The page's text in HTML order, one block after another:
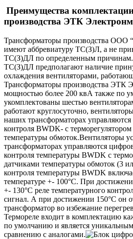
Преимущества
производства ЭТК
Трансформаторы производства ООО
имеют аббревиатуру ТС(З)Л, а не
ТС(З)ДЛ по определенным
ТС(З)ДЛ предполагают наличие
охлаждения вентиляторами,
Трансформаторы производства ЭТК
мощностью более 200 квА также по
укомплектованы шестью
работают круглосуточно,
наших трансформаторах
контроля BWDK- с
температуры обмоток.Вентиляторы
трансформаторах управляются
контроля температуры BWDK с
датчиками температуры обмоток (3
контроля температуры BWDK
температуре +- 100°C. При
+- 130°C реле температурного
сигнал. А при достижении 150°C он
трансформатор во избежание
Термореле входит в комплектацию
по умолчанию и является
сравнению с аналогами.